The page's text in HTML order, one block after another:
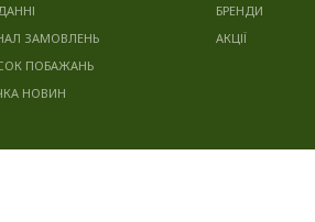
ЗАМОВЛЕНЬ
ПОБАЖАНЬ
НОВИН
БРЕНДИ
АКЦІЇ